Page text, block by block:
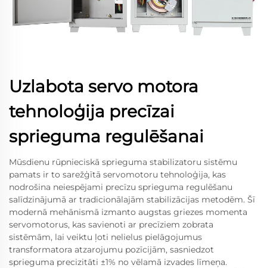
Uzlabota servo motora
tehnoloģija precīzai
sprieguma regulēšanai
Mūsdienu rūpnieciskā sprieguma stabilizatoru sistēmu
pamats ir to sarežģītā servomotoru tehnoloģija, kas
nodrošina neiespējami precīzu sprieguma regulēšanu
salīdzinājumā ar tradicionālajām stabilizācijas metodēm. Šī
modernā mehānismā izmanto augstas griezes momenta
servomotorus, kas savienoti ar precīziem zobrata
sistēmām, lai veiktu ļoti nelielus pielāgojumus
transformatora atzarojumu pozīcijām, sasniedzot
sprieguma precizitāti ±1% no vēlamā izvades līmeņa.